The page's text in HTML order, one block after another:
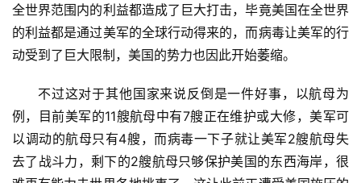
门
业
资
联
系
我
全世界范围内的利益都造成了巨大打击，毕竟美国在全世界
的利益都是通过美军的全球行动得来的，而病毒让美军的行
动受到了巨大限制，美国的势力也因此开始萎缩。
不过这对于其他国家来说反倒是一件好事，以航母为
例，目前美军的11艘航母中有7艘正在维护或大修，美军可
以调动的航母只有4艘，而病毒一下子就让美军2艘航母失
去了战斗力，剩下的2艘航母只够保护美国的东西海岸，很